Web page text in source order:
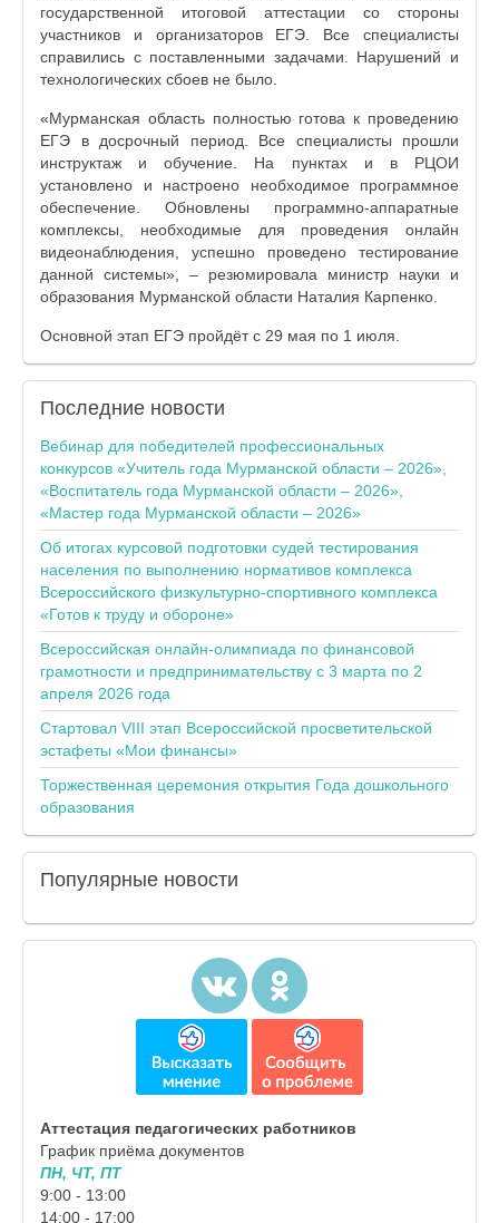
государственной итоговой аттестации со стороны
участников и организаторов ЕГЭ. Все специалисты
справились с поставленными задачами. Нарушений и
технологических сбоев не было.
«Мурманская область полностью готова к проведению
ЕГЭ в досрочный период. Все специалисты прошли
инструктаж и обучение. На пунктах и в РЦОИ
установлено и настроено необходимое программное
обеспечение. Обновлены программно-аппаратные
комплексы, необходимые для проведения онлайн
видеонаблюдения, успешно проведено тестирование
данной системы», – резюмировала министр науки и
образования Мурманской области Наталия Карпенко.
Основной этап ЕГЭ пройдёт с 29 мая по 1 июля.
Последние новости
Вебинар для победителей профессиональных
конкурсов «Учитель года Мурманской области – 2026»,
«Воспитатель года Мурманской области – 2026»,
«Мастер года Мурманской области – 2026»
Об итогах курсовой подготовки судей тестирования
населения по выполнению нормативов комплекса
Всероссийского физкультурно-спортивного комплекса
«Готов к труду и обороне»
Всероссийская онлайн-олимпиада по финансовой
грамотности и предпринимательству с 3 марта по 2
апреля 2026 года
Стартовал VIII этап Всероссийской просветительской
эстафеты «Мои финансы»
Торжественная церемония открытия Года дошкольного
образования
Популярные новости
Аттестация педагогических работников
График приёма документов
ПН, ЧТ, ПТ
9:00 - 13:00
14:00 - 17:00